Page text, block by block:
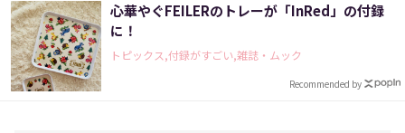
心華やぐFEILERのトレーが「InRed」の付録
に！
トピックス,付録がすごい,雑誌・ムック
Recommended by